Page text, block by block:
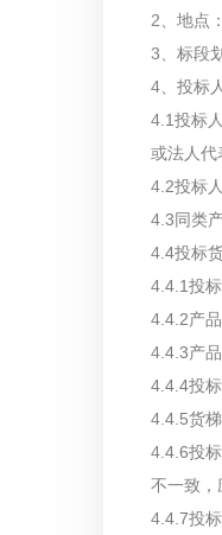
2、地点
3、标段
4、投标
4.1投标
或法人代
4.2投标
4.3同类
4.4投标
4.4.1投
4.4.2产
4.4.3产
4.4.4投
4.4.5货
4.4.6投
不一致，
4.4.7投